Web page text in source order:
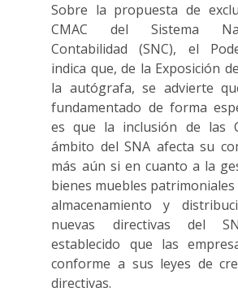
Sobre la propuesta de
CMAC del Sistema
Contabilidad (SNC), el
indica que, de la Exposición
la autógrafa, se advierte
fundamentado de forma
es que la inclusión de las
ámbito del SNA afecta su
más aún si en cuanto a la
bienes muebles
almacenamiento y
nuevas directivas del
establecido que las
conforme a sus leyes de
directivas.